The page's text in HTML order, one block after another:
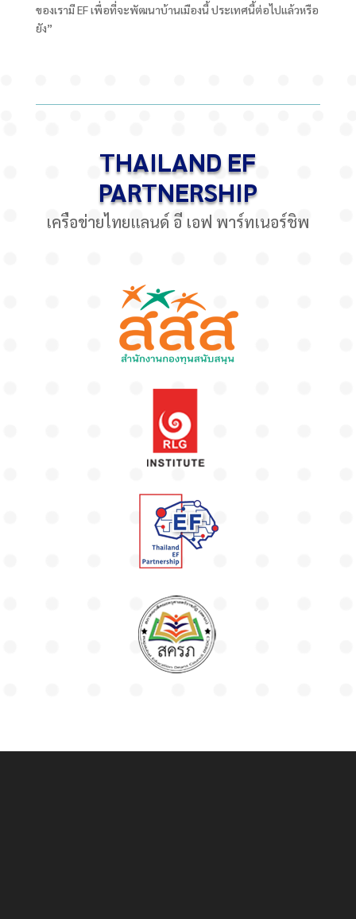
ของเรามีEFเพื่อที่จะพัฒนาบ้านเมืองนี้ ประเทศนี้ต่อไปแล้วหรือ
ยัง”
THAILAND EF
PARTNERSHIP
เครือข่ายไทยแลนด์ อี เอฟ พาร์ทเนอร์ชิพ